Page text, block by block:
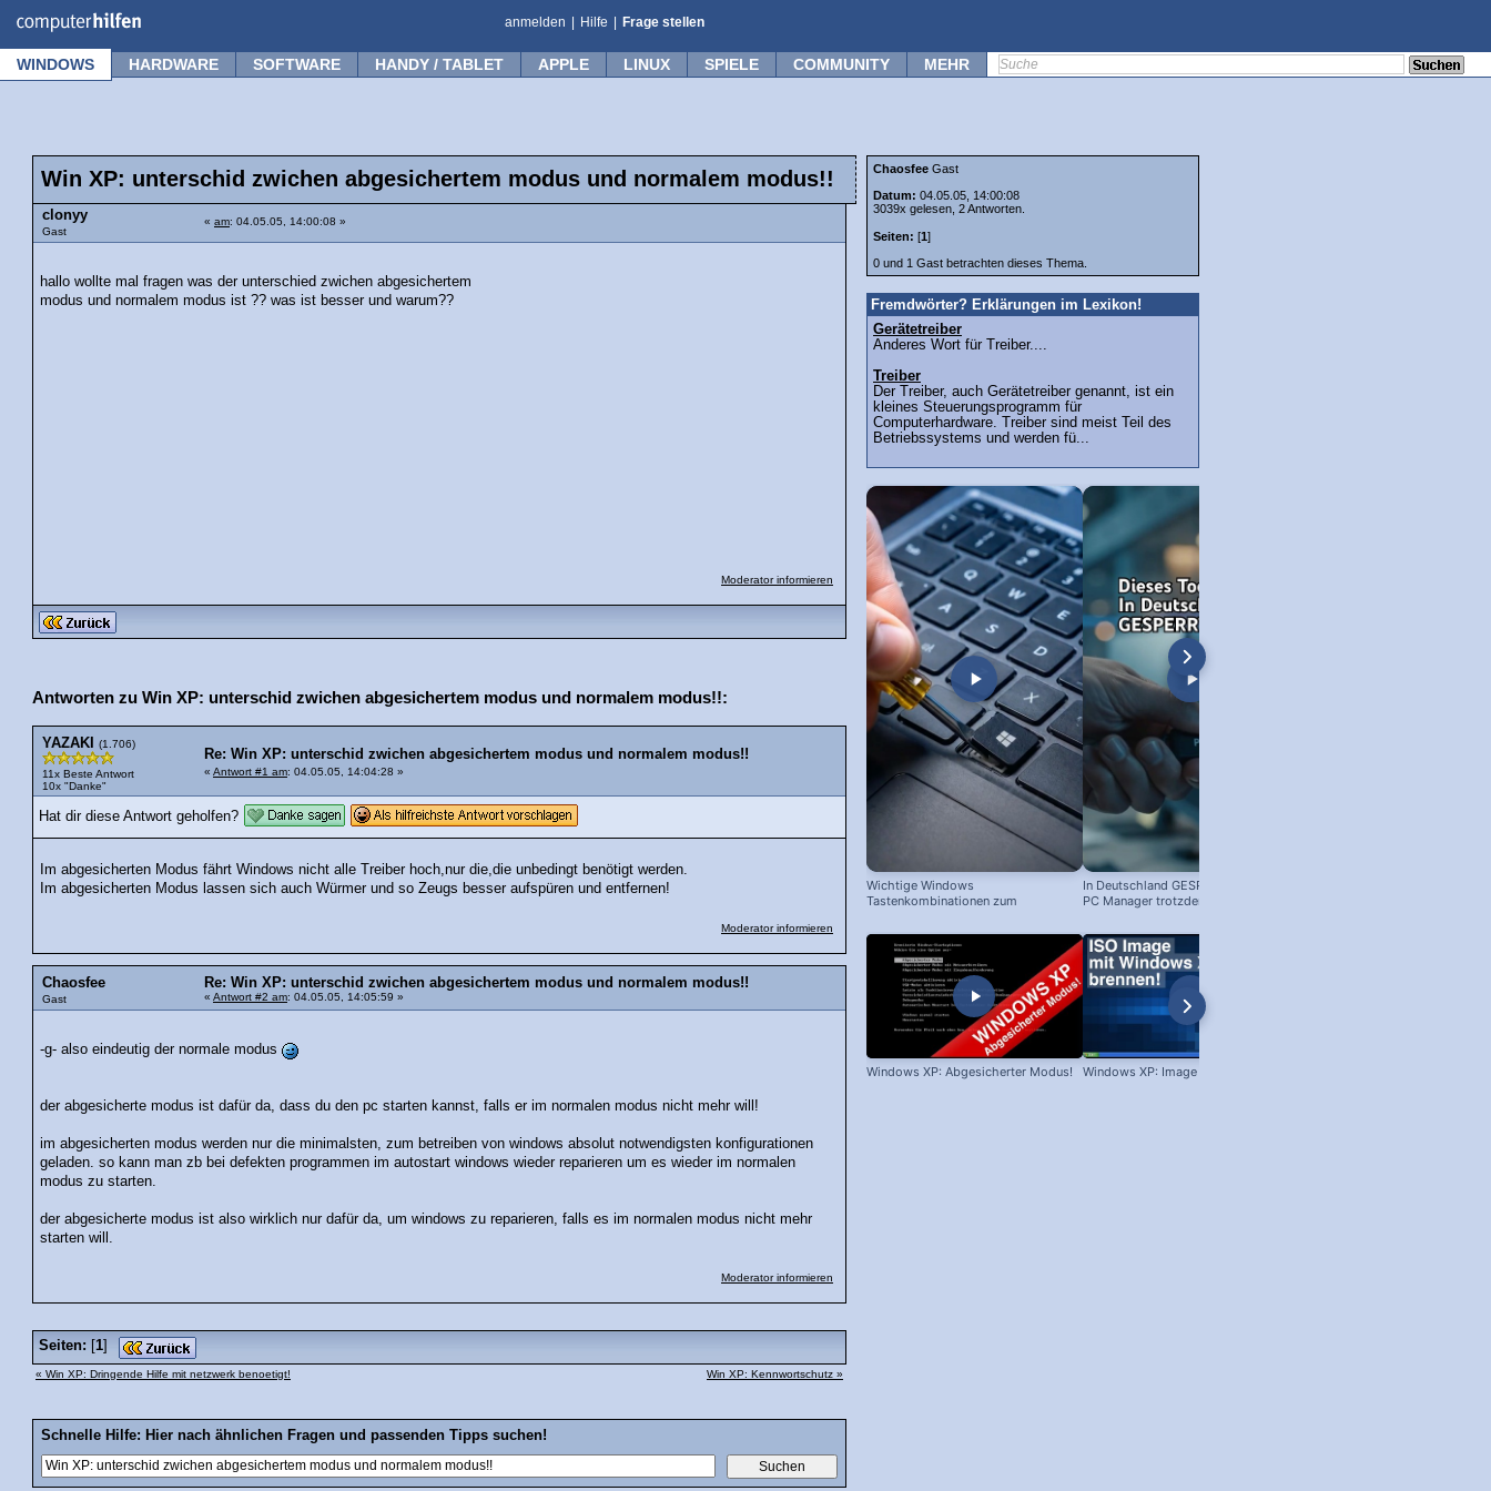
anmelden Hilfe Frage stellen
WINDOWS HARDWARE SOFTWARE HANDY / TABLET APPLE LINUX SPIELE COMMUNITY MEHR
Win XP: unterschid zwichen abgesichertem modus und normalem modus!!
clonyy
Gast
« am: 04.05.05, 14:00:08 »
hallo wollte mal fragen was der unterschied zwichen abgesichertem
modus und normalem modus ist ?? was ist besser und warum??
Moderator informieren
Antworten zu Win XP: unterschid zwichen abgesichertem modus und normalem modus!!:
YAZAKI (1.706)
11x Beste Antwort
10x "Danke"
Re: Win XP: unterschid zwichen abgesichertem modus und normalem modus!!
« Antwort #1 am: 04.05.05, 14:04:28 »
Hat dir diese Antwort geholfen?
Im abgesicherten Modus fährt Windows nicht alle Treiber hoch,nur die,die unbedingt benötigt werden.
Im abgesicherten Modus lassen sich auch Würmer und so Zeugs besser aufspüren und entfernen!
Moderator informieren
Chaosfee
Gast
Re: Win XP: unterschid zwichen abgesichertem modus und normalem modus!!
« Antwort #2 am: 04.05.05, 14:05:59 »
-g- also eindeutig der normale modus
der abgesicherte modus ist dafür da, dass du den pc starten kannst, falls er im normalen modus nicht mehr will!
im abgesicherten modus werden nur die minimalsten, zum betreiben von windows absolut notwendigsten konfigurationen
geladen. so kann man zb bei defekten programmen im autostart windows wieder reparieren um es wieder im normalen
modus zu starten.
der abgesicherte modus ist also wirklich nur dafür da, um windows zu reparieren, falls es im normalen modus nicht mehr
starten will.
Moderator informieren
Seiten: [1]
« Win XP: Dringende Hilfe mit netzwerk benoetigt! Win XP: Kennwortschutz »
Schnelle Hilfe: Hier nach ähnlichen Fragen und passenden Tipps suchen!
Chaosfee Gast
Datum: 04.05.05, 14:00:08
3039x gelesen, 2 Antworten.
Seiten: [1]
0 und 1 Gast betrachten dieses Thema.
Fremdwörter? Erklärungen im Lexikon!
Gerätetreiber
Anderes Wort für Treiber....
Treiber
Der Treiber, auch Gerätetreiber genannt, ist ein
kleines Steuerungsprogramm für
Computerhardware. Treiber sind meist Teil des
Betriebssystems und werden fü...
Wichtige Windows
Tastenkombinationen zum
In Deutschland GESPERRT: Microsoft
PC Manager trotzdem installieren
Windows XP: Abgesicherter Modus! Windows XP: Image brennen!